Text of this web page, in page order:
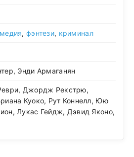
,фэнтези, криминал
Энди Армаганян
Джордж Рекстрю,
Куоко, Рут Коннелл, Юю
Лукас Гейдж, Дэвид Яконо,